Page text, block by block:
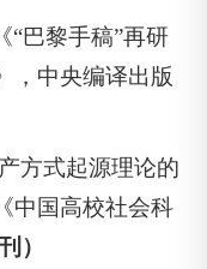
巴黎手稿”再研
，中央编译出版
方式起源理论的
中国高校社会科
）